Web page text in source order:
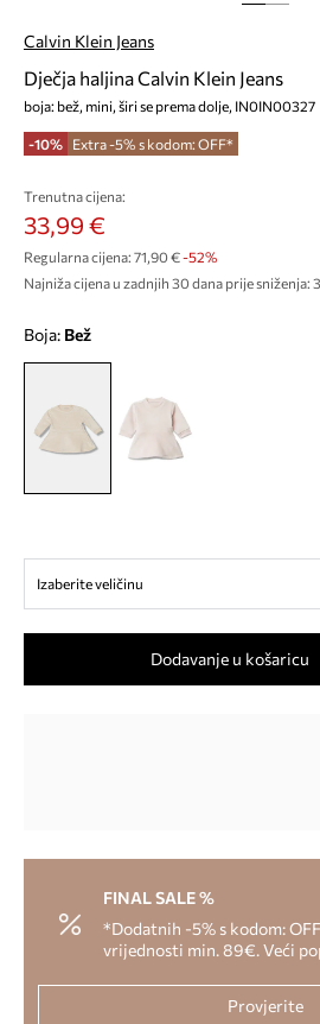
Calvin Klein Jeans
Dječja haljina Calvin Klein Jeans
boja: bež, mini, širi se prema dolje, IN0IN00327
-10% Extra -5% s kodom: OFF*
Trenutna cijena:
33,99 €
Regularna cijena: 71,90 €-52%
Najniža cijena u zadnjih 30 dana prije sniženja:
Boja: bež
Izaberite veličinu
Dodavanje u košaricu
FINAL SALE %
*Dodatnih -5% s kodom:
vrijednosti min. 89€. Veći
Provjerite